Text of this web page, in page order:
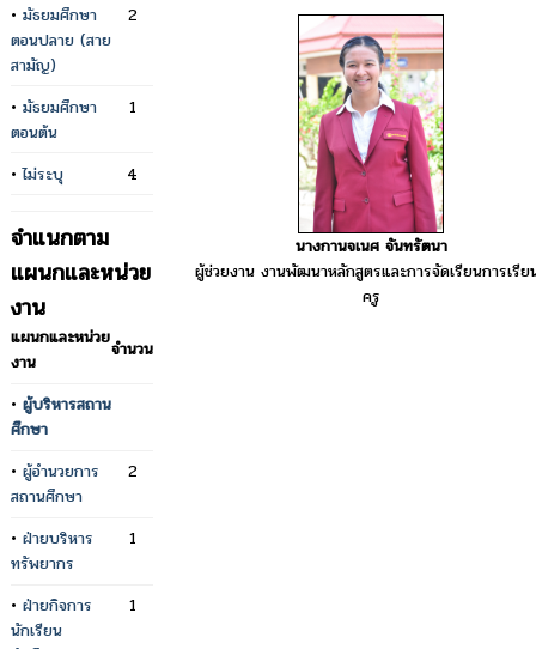
• มัธยมศึกษา
ตอนปลาย (สาย
สามัญ)
2
• มัธยมศึกษา
ตอนต้น
1
•ไม่ระบุ 4
จำแนกตาม
แผนกและหน่วย
งาน
แผนกและหน่วย
งาน
จำนวน
• ผู้บริหารสถาน
ศึกษา
• ผู้อำนวยการ
สถานศึกษา
2
• ฝ่ายบริหาร
ทรัพยากร
1
• ฝ่ายกิจการ
นักเรียน
1
นางกานจเนศ จันทรัตนา
ผู้ช่วยงาน งานพัฒนาหลักสูตรและการจัดเรียนการเรีย
ครู